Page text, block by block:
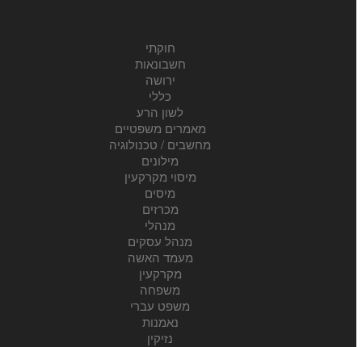
חוקתי
חשבונאות
ירושה
כללי
לשון הרע
מאמרים משפטיים
מחשבים / טכנולוגיה
מילונים
מיסוי מקרקעין
מיסים
מכרזים
מנהלי
מנהל עסקים
מעמד האשה
מקרקעין
משפחה
משפט עברי
נאמנות
נזיקין